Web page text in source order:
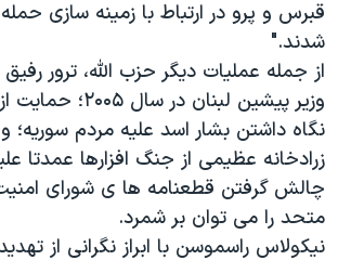
اعتراضات مردمی آبان ۹۸
اسرائیل در جنگ
نرگس محمدی برنده جایزه نوبل صلح
همایش محافظه‌کاران آمریکا «سی‌پک»
صفحه‌های ویژه
سفر پرزیدنت ترامپ به چین
قبرس و پرو در ارتباط با زمینه سازی
شدند."
از جمله عملیات دیگر حزب الله، ترور
وزیر پیشین لبنان در
نگاه داشتن بشار اسد علیه مردم سوریه؛ و
زرادخانه عظیمی از جنگ افزارها عمدتا
چالش گرفتن قطعنامه ها ی شورای
متحد را می توان بر شمرد.
نیکولاس راسموسن با ابراز نگرانی از